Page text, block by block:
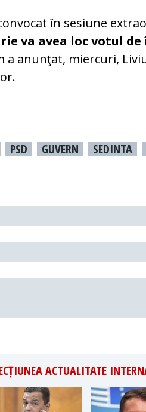
în sesiune
va avea loc votul
a anunţat, miercuri,
PSD GUVERN SEDINTA
ACTUALITATE